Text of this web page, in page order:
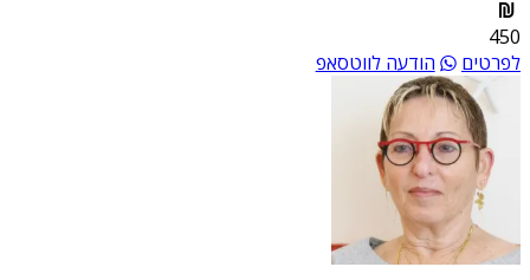
450
לפרטים
הודעה לווטסאפ